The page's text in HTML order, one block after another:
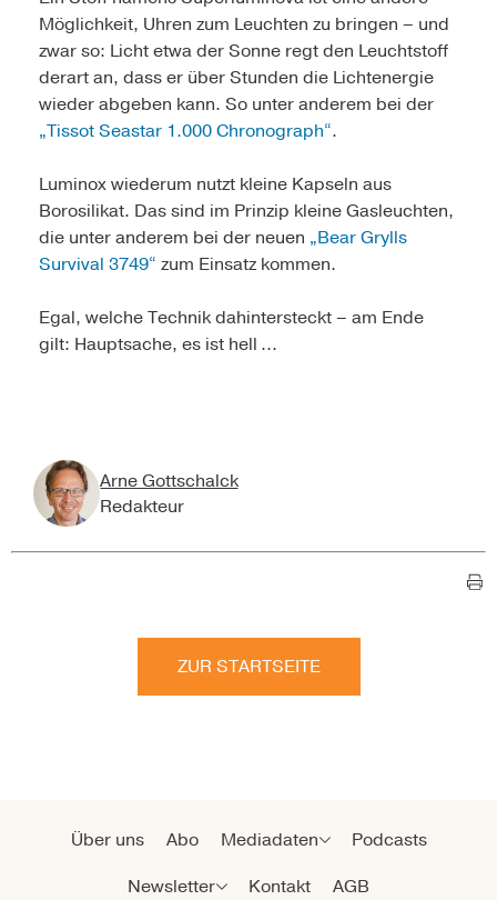
Möglichkeit, Uhren zum Leuchten zu bringen – und
zwar so: Licht etwa der Sonne regt den Leuchtstoff
derart an, dass er über Stunden die Licht­energie
wieder abgeben kann. So unter anderem bei der
„Tissot Seastar 1.000 Chronograph“.
Luminox wiederum nutzt kleine Kapseln aus
Borosilikat. Das sind im Prinzip kleine Gasleuchten,
die unter anderem bei der neuen „Bear Grylls
Survival 3749“ zum Einsatz kommen.
Egal, welche Technik dahintersteckt – am Ende
gilt: Hauptsache, es ist hell ...
Arne Gottschalck
Redakteur
ZUR STARTSEITE
Über uns Abo Mediadaten
Podcasts
Newsletter
Kontakt AGB